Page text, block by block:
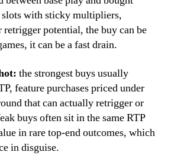
with sticky multipliers,
potential, the buy can be
it can be a fast drain.
the strongest buys usually
feature purchases priced under
that can actually retrigger or
buys often sit in the same RTP
in rare top-end outcomes, which
in disguise.